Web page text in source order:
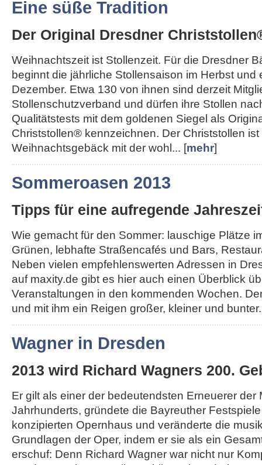
Eine süße Tradition
Der Original Dresdner
Weihnachtszeit ist Stollenzeit. Für die Dresdner
beginnt die jährliche Stollensaison im Herbst und
Dezember. Etwa 130 von ihnen sind derzeit
Stollenschutzverband und dürfen ihre Stollen
Qualitätstests mit dem goldenen Siegel als
Christstollen® kennzeichnen. Der Christstollen ist
Weihnachtsgebäck mit der wohl... [mehr]
Sommeroasen 2013
Tipps für eine aufregende
Wie gemacht für den Sommer: lauschige Plätze
Grünen, lebhafte Straßencafés und Bars,
Neben vielen empfehlenswerten Adressen in
auf maxity.de gibt es hier auch einen Überblick
Veranstaltungen in den kommenden Wochen.
und mit ihm ein Reigen großer, kleiner und
Wagner in Dresden
2013 wird Richard Wagners 200.
Er gilt als einer der bedeutendsten Erneuerer der
Jahrhunderts, gründete die Bayreuther
konzipierten Opernhaus und veränderte die
Grundlagen der Oper, indem er sie als ein
erschuf: Denn Richard Wagner war nicht nur